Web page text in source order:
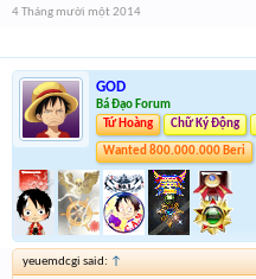
4 Tháng mười một 2014
GOD
Bá Đạo Forum
Tứ Hoàng
Chữ Ký Động
Wanted 800.000.000 Beri
yeuemdcgi said: ↑